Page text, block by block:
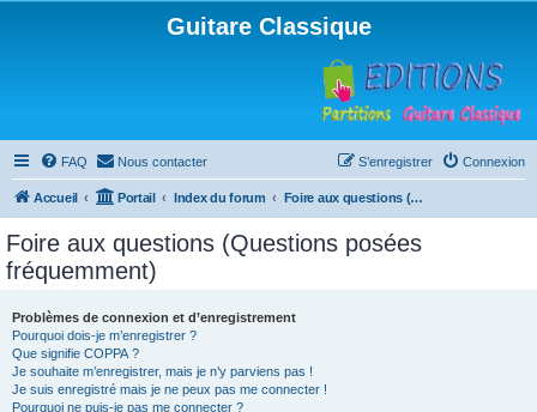
Guitare Classique
FAQ Nous contacter Connexion
S’enregistrer
Accueil Portail Index du forum Foire aux questions (Questions posées fréquemment)
Foire aux questions (Questions posées
fréquemment)
Problèmes de connexion et d’enregistrement
Pourquoi dois-je m’enregistrer ?
Que signifie COPPA ?
Je souhaite m’enregistrer, mais je n’y parviens pas !
Je suis enregistré mais je ne peux pas me connecter !
Pourquoi ne puis-je pas me connecter ?